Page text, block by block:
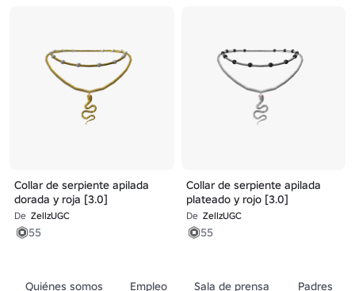
Collar de serpiente apilada
dorada y roja [3.0]
De ZellzUGC
55
Collar de serpiente apilada
plateado y rojo [3.0]
De ZellzUGC
55
Quiénes somos Empleo Sala de prensa Padres